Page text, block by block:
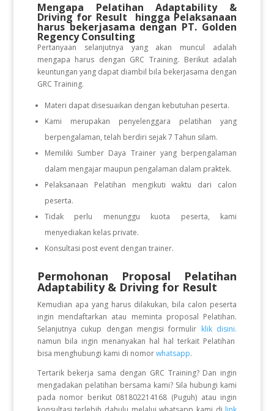
Mengapa PelatihanAdaptability &
Driving for Result hingga Pelaksanaan
harus bekerjasama dengan PT. Golden
Regency Consulting
Pertanyaan selanjutnya yang akan muncul adalah
mengapa harus dengan GRC Training. Berikut adalah
keuntungan yang dapat diambil bila bekerjasama dengan
GRC Training.
Materi dapat disesuaikan dengan kebutuhan peserta.
Kami merupakan penyelenggara pelatihan yang
berpengalaman, telah berdiri sejak 7 Tahun silam.
Memiliki Sumber Daya Trainer yang berpengalaman
dalam mengajar maupun pengalaman dalam praktek.
Pelaksanaan Pelatihan mengikuti waktu dari calon
peserta.
Tidak perlu menunggu kuota peserta, kami
menyediakan kelas private.
Konsultasi post event dengan trainer.
Permohonan Proposal Pelatihan
Adaptability & Driving for Result
Kemudian apa yang harus dilakukan, bila calon peserta
ingin mendaftarkan atau meminta proposal Pelatihan.
Selanjutnya cukup dengan mengisi formulir klik disini.
namun bila ingin menanyakan hal hal terkait Pelatihan
bisa menghubungi kami di nomorwhatsapp.
Tertarik bekerja sama dengan GRC Training? Dan ingin
mengadakan pelatihan bersama kami? Sila hubungi kami
pada nomor berikut 081802214168 (Puguh) atau ingin